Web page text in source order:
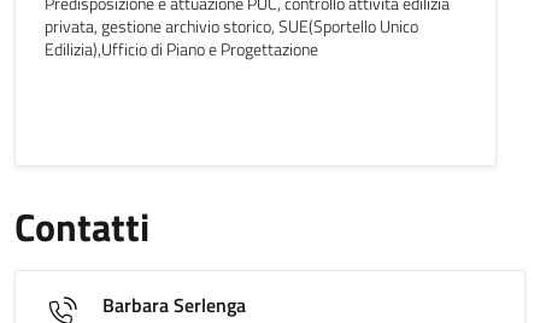
privata, gestione archivio storico, SUE(Sportello Unico
Edilizia),Ufficio di Piano e Progettazione
Contatti
Barbara Serlenga